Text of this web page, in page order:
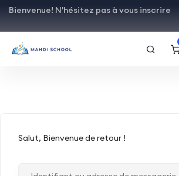
Bienvenue! N'hésitez pas à vous inscrire
Salut, Bienvenue de retour !